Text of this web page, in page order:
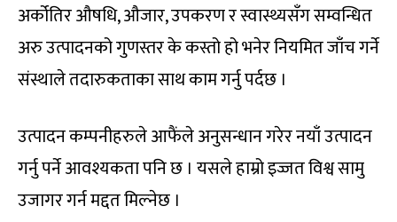
अर्कोतिर औषधि, औजार, उपकरण र स्वास्थ्यसँग सम्वन्धित
अरु उत्पादनको गुणस्तर के कस्तो हो भनेर नियमित जाँच गर्ने
संस्थाले तदारुकताका साथ काम गर्नु पर्दछ ।
उत्पादन कम्पनीहरुले आफैंले अनुसन्धान गरेर नयाँ उत्पादन
गर्नु पर्ने आवश्यकता पनि छ । यसले हाम्रो इज्जत विश्व सामु
उजागर गर्न मद्दत मिल्नेछ ।